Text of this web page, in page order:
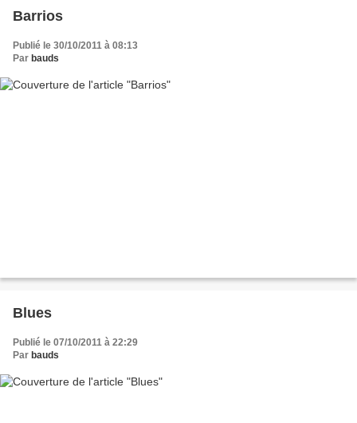
Barrios
Publié le 30/10/2011 à 08:13
Par bauds
Blues
Publié le 07/10/2011 à 22:29
Par bauds